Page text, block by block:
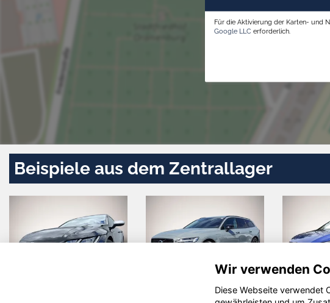
Für die Aktivierung der Karten- und
Google LLC erforderlich.
Beispiele aus dem Zentrallager
Wir verwenden
Diese Webseite verwendet